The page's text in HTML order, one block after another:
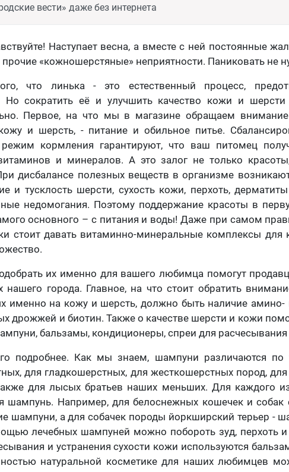
вести» даже без интернета
Наступает весна, а вместе с ней постоянные
«кожношерстяные» неприятности. Паниковать не
что линька - это естественный процесс,
Но сократить её и улучшить качество кожи и
Первое, на что мы в магазине обращаем внимание
и шерсть, - питание и обильное питье.
кормления гарантируют, что ваш питомец
и минералов. А это залог не только
дисбалансе полезных веществ в организме
и тусклость шерсти, сухость кожи, перхоть,
недомогания. Поэтому поддержание красоты в
основного – с питания и воды! Даже при самом
стоит давать витаминно-минеральные комплексы для
их именно для вашего любимца помогут
нашего города. Главное, на что стоит обратить
именно на кожу и шерсть, должно быть наличие
дрожжей и биотин. Также о качестве шерсти и кожи
бальзамы, кондиционеры, спреи для расчесывания
подробнее. Как мы знаем, шампуни различаются по
для гладкошерстных, для жесткошерстных пород,
для лысых братьев наших меньших. Для каждого
шампунь. Например, для белоснежных кошечек и собак
шампуни, а для собачек породы йоркширский терьер -
лечебных шампуней можно побороть зуд, перхоть
и устранения сухости кожи используются
натуральной косметике для наших любимцев